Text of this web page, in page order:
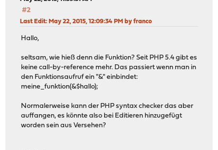
#2
Last Edit: May 22, 2015, 12:09:34 PM by franco
Hallo,
seltsam, wie hieß denn die Funktion? Seit PHP 5.4 gibt es
keine call-by-reference mehr. Das passiert wenn man in
den Funktionsaufruf ein "&" einbindet:
meine_funktion(&$hallo);
Normalerweise kann der PHP syntax checker das aber
auffangen, es könnte also bei Editieren hinzugefügt
worden sein aus Versehen?